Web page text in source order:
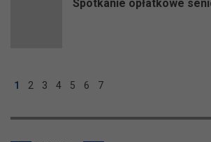
Spotkanie opłatkowe
1 2 3 4 5 6 7